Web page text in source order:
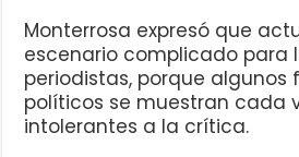
Monterrosa expresó que
escenario complicado para
periodistas, porque algunos
políticos se muestran cada
intolerantes a la crítica.